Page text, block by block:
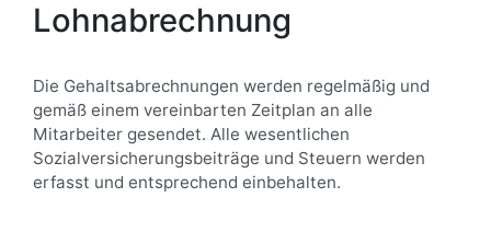
Lohnabrechnung
Die Gehaltsabrechnungen werden regelmäßig und
gemäß einem vereinbarten Zeitplan an alle
Mitarbeiter gesendet. Alle wesentlichen
Sozialversicherungsbeiträge und Steuern werden
erfasst und entsprechend einbehalten.